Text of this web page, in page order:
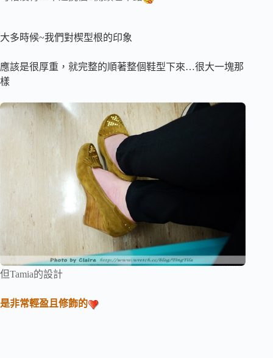
大多時候~我們對楔型根的印象
應該是很厚重，就完整的順著整個鞋型下來…很大一塊那
樣
但Tamia的設計
是非常輕盈且修飾的